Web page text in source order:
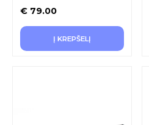
€ 79.00
Į KREPŠELĮ